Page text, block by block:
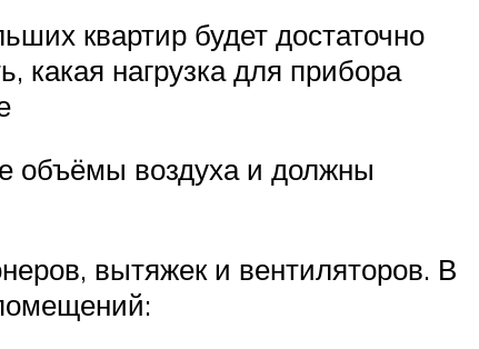
квартир будет достаточно
какая нагрузка для прибора
объёмы воздуха и должны
вытяжек и вентиляторов. В